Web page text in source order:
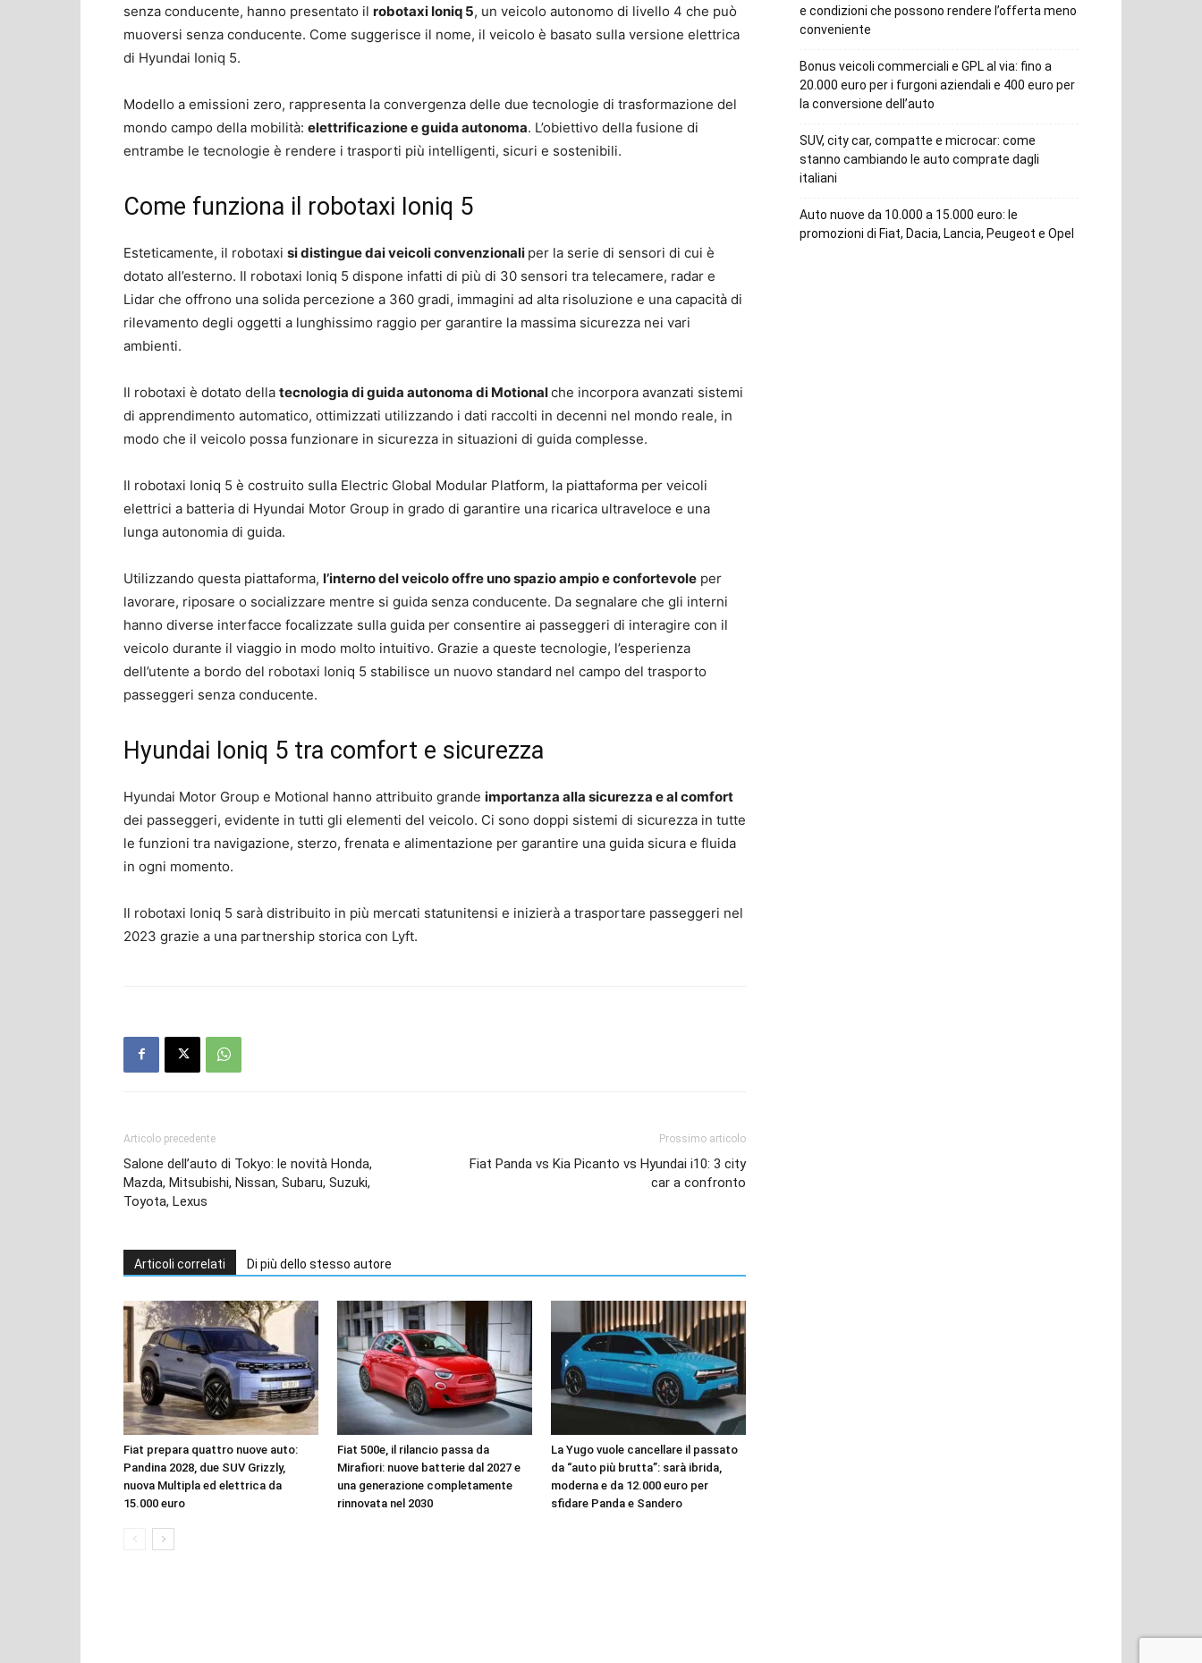
senza conducente, hanno presentato il robotaxi Ioniq 5, un veicolo autonomo di livello 4 che può
muoversi senza conducente. Come suggerisce il nome, il veicolo è basato sulla versione elettrica
di Hyundai Ioniq 5.
Modello a emissioni zero, rappresenta la convergenza delle due tecnologie di trasformazione del
mondo campo della mobilità: elettrificazione e guida autonoma. L’obiettivo della fusione di
entrambe le tecnologie è rendere i trasporti più intelligenti, sicuri e sostenibili.
Come funziona il robotaxi Ioniq 5
Esteticamente, il robotaxi si distingue dai veicoli convenzionali per la serie di sensori di cui è
dotato all’esterno. Il robotaxi Ioniq 5 dispone infatti di più di 30 sensori tra telecamere, radar e
Lidar che offrono una solida percezione a 360 gradi, immagini ad alta risoluzione e una capacità di
rilevamento degli oggetti a lunghissimo raggio per garantire la massima sicurezza nei vari
ambienti.
Il robotaxi è dotato della tecnologia di guida autonoma di Motionalche incorpora avanzati sistemi
di apprendimento automatico, ottimizzati utilizzando i dati raccolti in decenni nel mondo reale, in
modo che il veicolo possa funzionare in sicurezza in situazioni di guida complesse.
Il robotaxi Ioniq 5 è costruito sulla Electric Global Modular Platform, la piattaforma per veicoli
elettrici a batteria di Hyundai Motor Group in grado di garantire una ricarica ultraveloce e una
lunga autonomia di guida.
Utilizzando questa piattaforma, l’interno del veicolo offre uno spazio ampio e confortevole per
lavorare, riposare o socializzare mentre si guida senza conducente. Da segnalare che gli interni
hanno diverse interfacce focalizzate sulla guida per consentire ai passeggeri di interagire con il
veicolo durante il viaggio in modo molto intuitivo. Grazie a queste tecnologie, l’esperienza
dell’utente a bordo del robotaxi Ioniq 5 stabilisce un nuovo standard nel campo del trasporto
passeggeri senza conducente.
Hyundai Ioniq 5 tra comfort e sicurezza
Hyundai Motor Group e Motional hanno attribuito grande importanza alla sicurezza e al comfort
dei passeggeri, evidente in tutti gli elementi del veicolo. Ci sono doppi sistemi di sicurezza in tutte
le funzioni tra navigazione, sterzo, frenata e alimentazione per garantire una guida sicura e fluida
in ogni momento.
Il robotaxi Ioniq 5 sarà distribuito in più mercati statunitensi e inizierà a trasportare passeggeri nel
2023 grazie a una partnership storica con Lyft.
Articolo precedente
Salone dell’auto di Tokyo: le novità Honda,
Mazda, Mitsubishi, Nissan, Subaru, Suzuki,
Toyota, Lexus
Prossimo articolo
Fiat Panda vs Kia Picanto vs Hyundai i10: 3 city
car a confronto
Articoli correlati Di più dello stesso autore
Fiat prepara quattro nuove auto:
Pandina 2028, due SUV Grizzly,
nuova Multipla ed elettrica da
15.000 euro
Fiat 500e, il rilancio passa da
Mirafiori: nuove batterie dal 2027 e
una generazione completamente
rinnovata nel 2030
La Yugo vuole cancellare il passato
da “auto più brutta”: sarà ibrida,
moderna e da 12.000 euro per
sfidare Panda e Sandero
e condizioni che possono rendere l’offerta meno
conveniente
Bonus veicoli commerciali e GPL al via: fino a
20.000 euro per i furgoni aziendali e 400 euro per
la conversione dell’auto
SUV, city car, compatte e microcar: come
stanno cambiando le auto comprate dagli
italiani
Auto nuove da 10.000 a 15.000 euro: le
promozioni di Fiat, Dacia, Lancia, Peugeot e Opel